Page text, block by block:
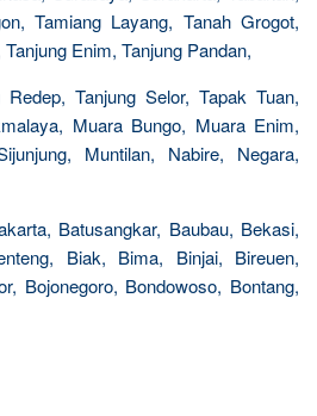
Tamiang Layang, Tanah Grogot,
Enim, Tanjung Pandan,
Redep, Tanjung Selor, Tapak Tuan,
Muara Bungo, Muara Enim,
Muntilan, Nabire, Negara,
Batusangkar, Baubau, Bekasi,
Biak, Bima, Binjai, Bireuen,
Bojonegoro, Bondowoso, Bontang,